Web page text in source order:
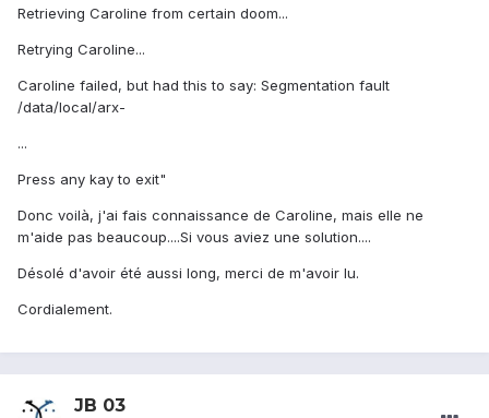
Retrieving Caroline from certain doom...
Retrying Caroline...
Caroline failed, but had this to say: Segmentation fault
/data/local/arx-
...
Press any kay to exit"
Donc voilà, j'ai fais connaissance de Caroline, mais elle ne
m'aide pas beaucoup....Si vous aviez une solution....
Désolé d'avoir été aussi long, merci de m'avoir lu.
Cordialement.
JB 03